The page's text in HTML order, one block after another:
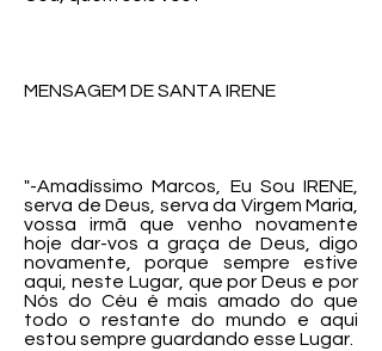
MENSAGEM DE SANTA IRENE
"-Amadíssimo Marcos, Eu Sou IRENE,
serva de Deus, serva da Virgem Maria,
vossa irmã que venho novamente
hoje dar-vos a graça de Deus, digo
novamente, porque sempre estive
aqui, neste Lugar, que por Deus e por
Nós do Céu é mais amado do que
todo o restante do mundo e aqui
estou sempre guardando esse Lugar.